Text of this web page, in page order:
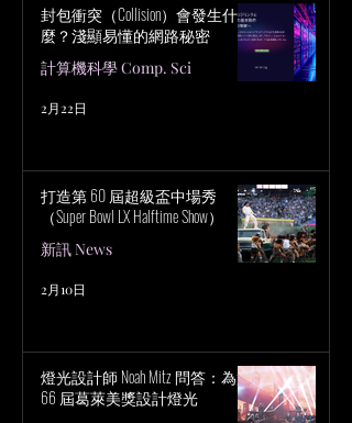
封包衝突（Collision）會發生什
麼？淺顯易懂的網路秘密
計算機科學 Comp. Sci
2月22日
打造第 60 屆超級盃中場秀
（Super Bowl LX Halftime Show）
新訊 News
2月10日
燈光設計師 Noah Mitz 問答：為第
66 屆葛萊美獎設計燈光